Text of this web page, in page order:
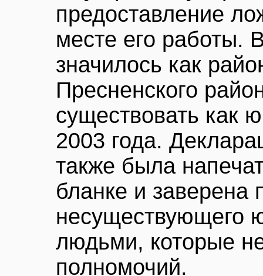
предоставление
месте его работы.
значилось как
Пресненского
существовать как
2003 года.
также была
бланке и заверена
несуществующего
людьми, которые
полномочий.